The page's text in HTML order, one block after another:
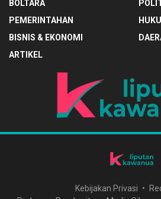
BOLTARA
PEMERINTAHAN
BISNIS & EKONOMI
ARTIKEL
Kebijakan Privasi